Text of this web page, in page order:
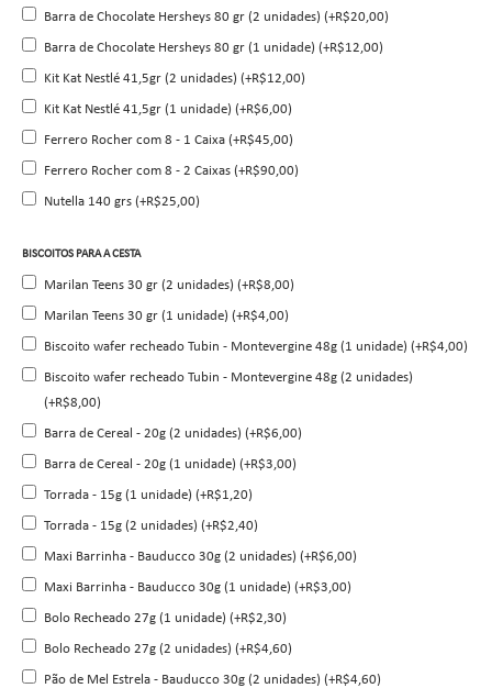
Barra de Chocolate Hersheys 80 gr (2 unidades) (+R$20,00)
Barra de Chocolate Hersheys 80 gr (1 unidade) (+R$12,00)
Kit Kat Nestlé 41,5gr (2 unidades) (+R$12,00)
Kit Kat Nestlé 41,5gr (1 unidade) (+R$6,00)
Ferrero Rocher com 8 - 1 Caixa (+R$45,00)
Ferrero Rocher com 8 - 2 Caixas (+R$90,00)
Nutella 140 grs (+R$25,00)
BISCOITOS PARA A CESTA
Marilan Teens 30 gr (2 unidades) (+R$8,00)
Marilan Teens 30 gr (1 unidade) (+R$4,00)
Biscoito wafer recheado Tubin - Montevergine 48g (1 unidade) (+R$4,00)
Biscoito wafer recheado Tubin - Montevergine 48g (2 unidades)
(+R$8,00)
Barra de Cereal - 20g (2 unidades) (+R$6,00)
Barra de Cereal - 20g (1 unidade) (+R$3,00)
Torrada - 15g (1 unidade) (+R$1,20)
Torrada - 15g (2 unidades) (+R$2,40)
Maxi Barrinha - Bauducco 30g (2 unidades) (+R$6,00)
Maxi Barrinha - Bauducco 30g (1 unidade) (+R$3,00)
Bolo Recheado 27g (1 unidade) (+R$2,30)
Bolo Recheado 27g (2 unidades) (+R$4,60)
Pão de Mel Estrela - Bauducco 30g (2 unidades) (+R$4,60)